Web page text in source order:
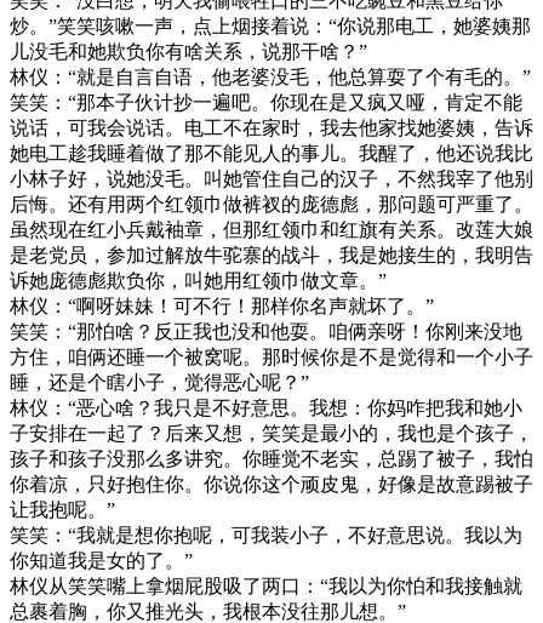
炒。”笑笑咳嗽一声，点上烟接着说：“你说那电工，她婆姨那
儿没毛和她欺负你有啥关系，说那干啥？”
林仪：“就是自言自语，他老婆没毛，他总算耍了个有毛的。”
笑笑：“那本子伙计抄一遍吧。你现在是又疯又哑，肯定不能
说话，可我会说话。电工不在家时，我去他家找她婆姨，告诉
她电工趁我睡着做了那不能见人的事儿。我醒了，他还说我比
小林子好，说她没毛。叫她管住自己的汉子，不然我宰了他别
后悔。还有用两个红领巾做裤衩的庞德彪，那问题可严重了。
虽然现在红小兵戴袖章，但那红领巾和红旗有关系。改莲大娘
是老党员，参加过解放牛驼寨的战斗，我是她接生的，我明告
诉她庞德彪欺负你，叫她用红领巾做文章。”
林仪：“啊呀妹妹！可不行！那样你名声就坏了。”
笑笑：“那怕啥？反正我也没和他耍。咱俩亲呀！你刚来没地
方住，咱俩还睡一个被窝呢。那时候你是不是觉得和一个小子
睡，还是个瞎小子，觉得恶心呢？”
林仪：“恶心啥？我只是不好意思。我想：你妈咋把我和她小
子安排在一起了？后来又想，笑笑是最小的，我也是个孩子，
孩子和孩子没那么多讲究。你睡觉不老实，总踢了被子，我怕
你着凉，只好抱住你。你说你这个顽皮鬼，好像是故意踢被子
让我抱呢。”
笑笑：“我就是想你抱呢，可我装小子，不好意思说。我以为
你知道我是女的了。”
林仪从笑笑嘴上拿烟屁股吸了两口：“我以为你怕和我接触就
总裹着胸，你又推光头，我根本没往那儿想。”